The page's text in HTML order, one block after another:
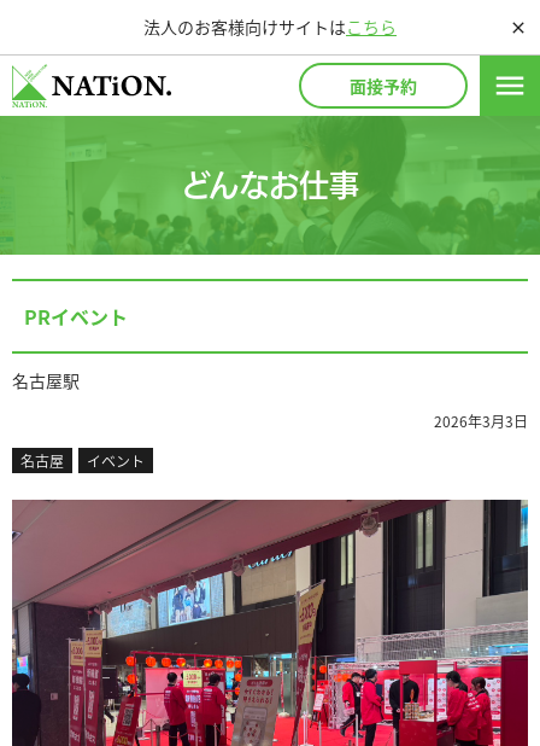
法人のお客様向けサイトはこちら close
面接予約 menu
どんなお仕事
PRイベント
名古屋駅
2026年3月3日
名古屋
イベント